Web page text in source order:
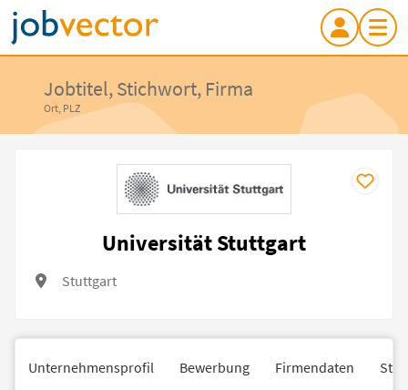
Jobtitel, Stichwort, Firma
Ort, PLZ
Universität Stuttgart
Stuttgart
Unternehmensprofil Bewerbung Firmendaten